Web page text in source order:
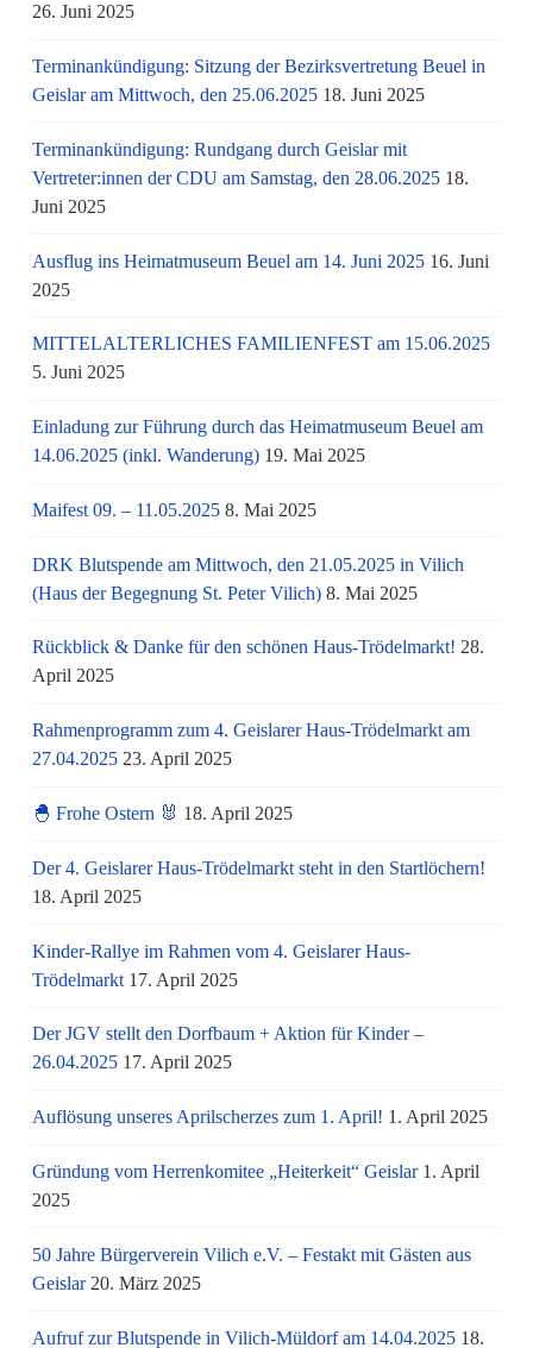
26. Juni 2025
Terminankündigung: Sitzung der Bezirksvertretung Beuel in
Geislar am Mittwoch, den 25.06.2025 18. Juni 2025
Terminankündigung: Rundgang durch Geislar mit
Vertreter:innen der CDU am Samstag, den 28.06.2025 18.
Juni 2025
Ausflug ins Heimatmuseum Beuel am 14. Juni 2025 16. Juni
2025
MITTELALTERLICHES FAMILIENFEST am 15.06.2025
5. Juni 2025
Einladung zur Führung durch das Heimatmuseum Beuel am
14.06.2025 (inkl. Wanderung) 19. Mai 2025
Maifest 09. – 11.05.2025 8. Mai 2025
DRK Blutspende am Mittwoch, den 21.05.2025 in Vilich
(Haus der Begegnung St. Peter Vilich) 8. Mai 2025
Rückblick & Danke für den schönen Haus-Trödelmarkt! 28.
April 2025
Rahmenprogramm zum 4. Geislarer Haus-Trödelmarkt am
27.04.2025 23. April 2025
🐣 Frohe Ostern 🐰 18. April 2025
Der 4. Geislarer Haus-Trödelmarkt steht in den Startlöchern!
18. April 2025
Kinder-Rallye im Rahmen vom 4. Geislarer Haus-
Trödelmarkt 17. April 2025
Der JGV stellt den Dorfbaum + Aktion für Kinder –
26.04.2025 17. April 2025
Auflösung unseres Aprilscherzes zum 1. April! 1. April 2025
Gründung vom Herrenkomitee „Heiterkeit“ Geislar 1. April
2025
50 Jahre Bürgerverein Vilich e.V. – Festakt mit Gästen aus
Geislar 20. März 2025
Aufruf zur Blutspende in Vilich-Müldorf am 14.04.2025 18.